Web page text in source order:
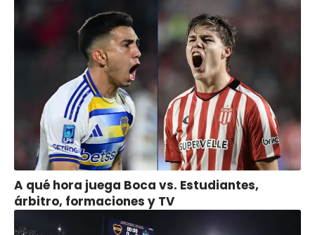
A qué hora juega Boca vs. Estudiantes,
árbitro, formaciones y TV